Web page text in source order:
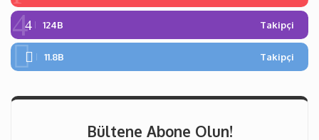
124B Takipçi
11.8B Takipçi
Bültene Abone Olun!